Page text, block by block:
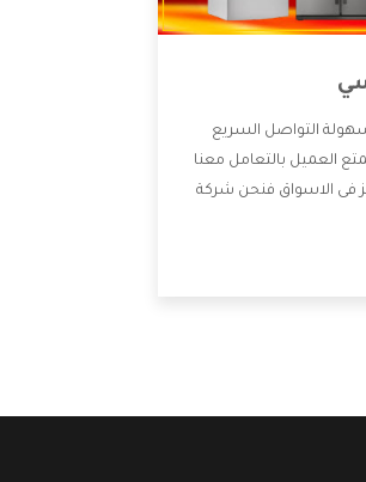
التواصل السريع
العميل بالتعامل معنا
فى الاسواق فنحن شركة
والتى تكون منها خدمة